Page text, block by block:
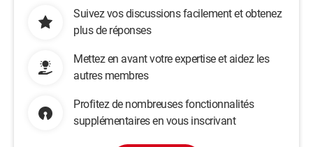
Suivez vos discussions facilement et obtenez
plus de réponses
Mettez en avant votre expertise et aidez les
autres membres
Profitez de nombreuses fonctionnalités
supplémentaires en vous inscrivant